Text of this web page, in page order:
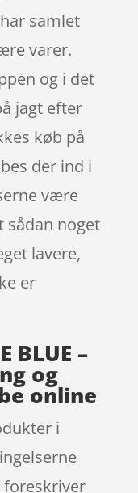
samlet
varer.
og i det
jagt efter
køb på
der ind i
være
sådan noget
lavere,
er
BLUE –
og
online
i
foreskriver